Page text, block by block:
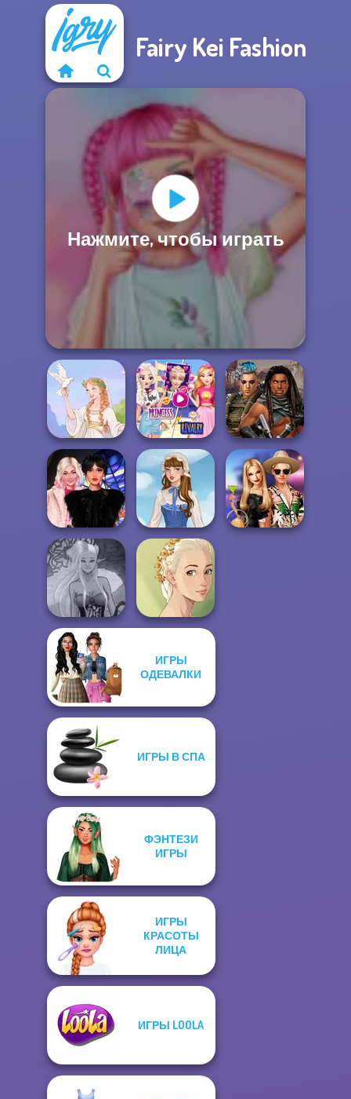
Fairy Kei Fashion
Нажмите, чтобы играть
Greek Gods
Elsa And
Rapunzel
Princess Riv...
Cyberpunk
Guardians
Wednesday
Besties Fun Day
French Folklore
Dark Mage
Creator
Natural Girl
ИГРЫ
ОДЕВАЛКИ
ИГРЫ В СПА
ФЭНТЕЗИ
ИГРЫ
ИГРЫ
КРАСОТЫ
ЛИЦА
ИГРЫ LOOLA